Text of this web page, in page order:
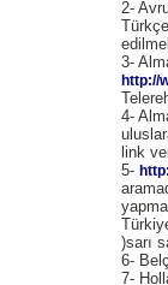
2-
3-
http://
4-
link
5-
)sarı
6-
7-